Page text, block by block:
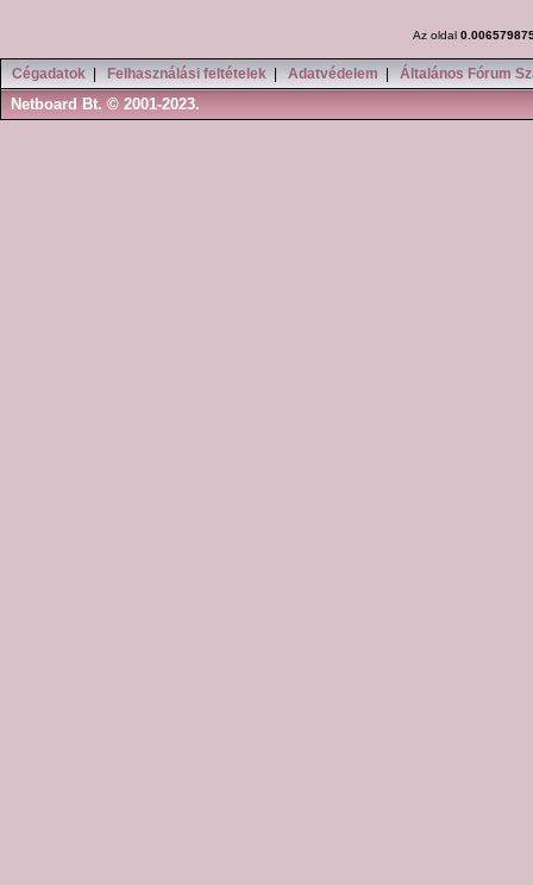
Az oldal
Cégadatok Felhasználási feltételek Adatvédelem Általános Fórum
Netboard Bt. © 2001-2023.